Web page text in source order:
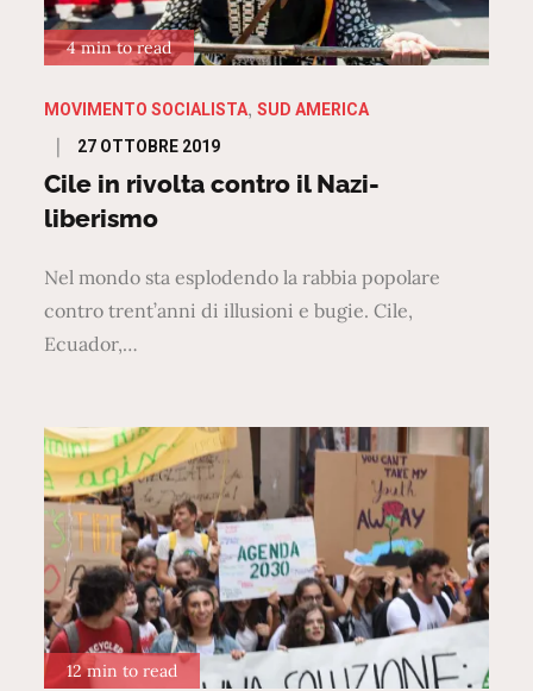
4 min to read
MOVIMENTO SOCIALISTA SUD AMERICA
Posted
on
27 OTTOBRE 2019
Cile in rivolta contro il Nazi-
liberismo
Nel mondo sta esplodendo la rabbia popolare
contro trent’anni di illusioni e bugie. Cile,
Ecuador,…
12 min to read